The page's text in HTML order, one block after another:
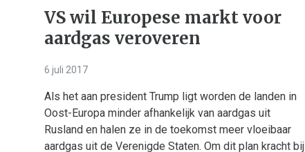
VS wil Europese markt voor
aardgas veroveren
6 juli 2017
Als het aan president Trump ligt worden de landen in
Oost-Europa minder afhankelijk van aardgas uit
Rusland en halen ze in de toekomst meer vloeibaar
aardgas uit de Verenigde Staten. Om dit plan kracht bij